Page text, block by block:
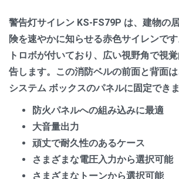
警告灯サイレン KS-FS79P は、建物の
険を速やかに知らせる赤色サイレンで
トロボが付いており、広い視野角で視
告します。この消防ベルの前面と背面
システム ボックスのパネルに固定できま
防火パネルへの組み込みに最適
大音量出力
頑丈で耐久性のあるケース
さまざまな電圧入力から選択可能
さまざまなトーンから選択可能